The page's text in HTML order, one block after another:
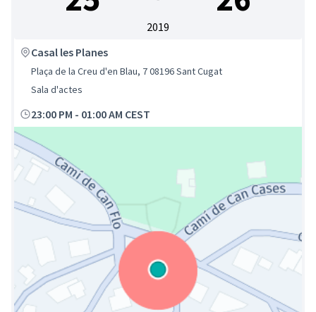
2019
Casal les Planes
Plaça de la Creu d'en Blau, 7 08196 Sant Cugat
Sala d'actes
23:00 PM - 01:00 AM CEST